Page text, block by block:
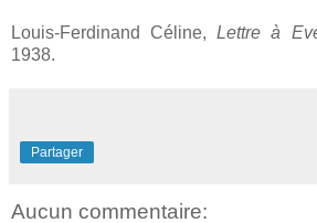
Louis-Ferdinand Céline,Lettre à
1938.
Partager
Aucun commentaire: